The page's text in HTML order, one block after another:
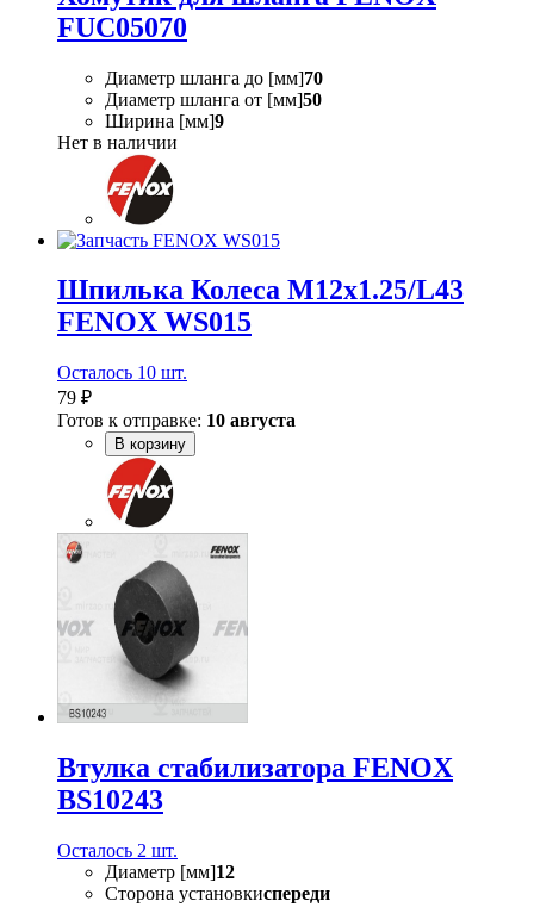
FUC05070
Диаметр шланга до [мм]70
Диаметр шланга от [мм]50
Ширина [мм]9
Нет в наличии
Шпилька Колеса M12х1.25/L43
FENOX WS015
Осталось 10 шт.
79 ₽
Готов к отправке: 10 августа
В корзину
Втулка стабилизатора FENOX
BS10243
Осталось 2 шт.
Диаметр [мм]12
Сторона установкиспереди